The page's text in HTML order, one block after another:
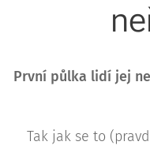
První půlka lidí jej
Tak jak se to